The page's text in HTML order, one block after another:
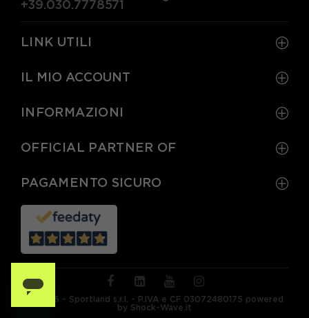
+39.030.7778571
LINK UTILI
IL MIO ACCOUNT
INFORMAZIONI
OFFICIAL PARTNER OF
PAGAMENTO SICURO
© 2026 - Sportland s.r.l. - P.IVA e CF 03072480175 powered
by Shock-Wave.it